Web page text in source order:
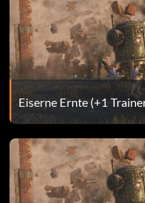
Eiserne Ernte (+1